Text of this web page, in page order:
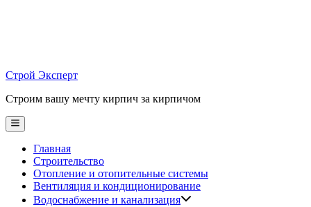
Строй Эксперт
Строим вашу мечту кирпич за кирпичом
Main
Menu
Главная
Строительство
Отопление и отопительные системы
Вентиляция и кондиционирование
Водоснабжение и канализация